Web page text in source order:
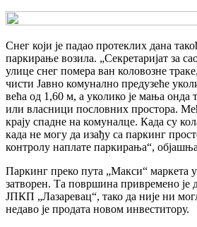
Снег који је падао протеклих дана
паркирање возила. „Секретаријат за
улице снег помера ван коловозне
чисти Јавно комунално предузеће
већа од 1,60 м, а уколико је мања онда
или власници пословних простора.
крају спадне на комуналце. Када су
када не могу да изађу са паркинг
контролу наплате паркирања“,
Паркинг преко пута „Макси“ маркета
затворен. Та површина привремено је
ЈПКП „Лазаревац“, тако да није ни
недаво је продата новом инвеститору.